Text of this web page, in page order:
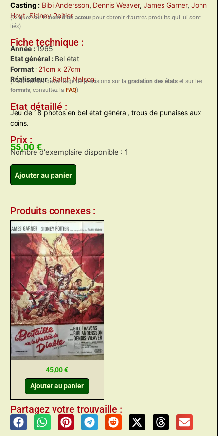
Casting : Bibi Andersson, Dennis Weaver, James Garner, John
Hoyt,Sidney Poitier
(Cliquez sur lenom d’un acteurpour obtenir d’autres produits qui lui sont
liés)
Fiche technique :
Année : 1965
Etat général : Bel état
Format : 21cm x 27cm
Réalisateur :Ralph Nelson
(Pour obtenir davantage de précisions sur la gradation des états et sur les
formats, consultez la FAQ)
Etat détaillé :
Jeu de 18 photos en bel état général, trous de punaises aux
coins.
Prix :
55,00 €
Nombre d'exemplaire disponible : 1
Ajouter au panier
Produits connexes :
45,00€
Ajouter au panier
Partagez votre trouvaille :